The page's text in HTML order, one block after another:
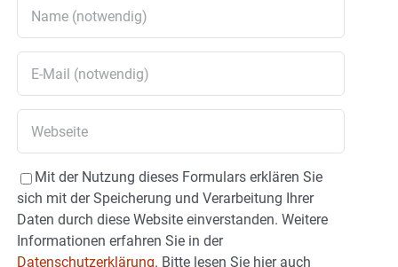
Mit der Nutzung dieses Formulars erklären Sie
sich mit der Speicherung und Verarbeitung Ihrer
Daten durch diese Website einverstanden. Weitere
Informationen erfahren Sie in der
Datenschutzerklärung. Bitte lesen Sie hier auch